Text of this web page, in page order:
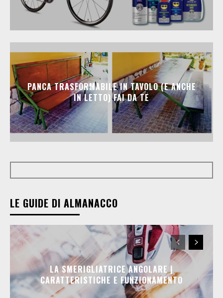
PANCA TRASFORMABILE IN TAVOLO (E ANCHE
IN LETTO) FAI DA TE
LE GUIDE DI ALMANACCO
LA SMERIGLIATRICE ANGOLARE |
CARATTERISTICHE E FUNZIONAMENTO